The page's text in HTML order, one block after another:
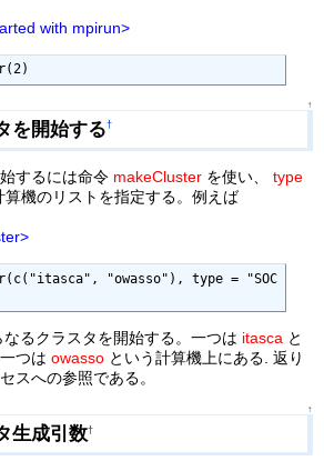
with mpirun>
↑
を開始する†
するには命令 makeCluster を使い、type
算機のリストを指定する。例えば
"owasso"), type = "SOC
るクラスタを開始する。一つは itasca と
一つはowasso という計算機上にある. 返り
スへの参照である。
↑
生成引数†